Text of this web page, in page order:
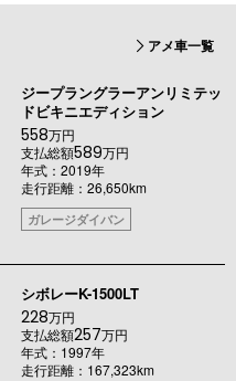
アメ車一覧
ジープラングラーアンリミテッ
ドビキニエディション
558万円
支払総額589万円
年式：2019年
走行距離：26,650km
ガレージダイバン
シボレーK-1500LT
228万円
支払総額257万円
年式：1997年
走行距離：167,323km